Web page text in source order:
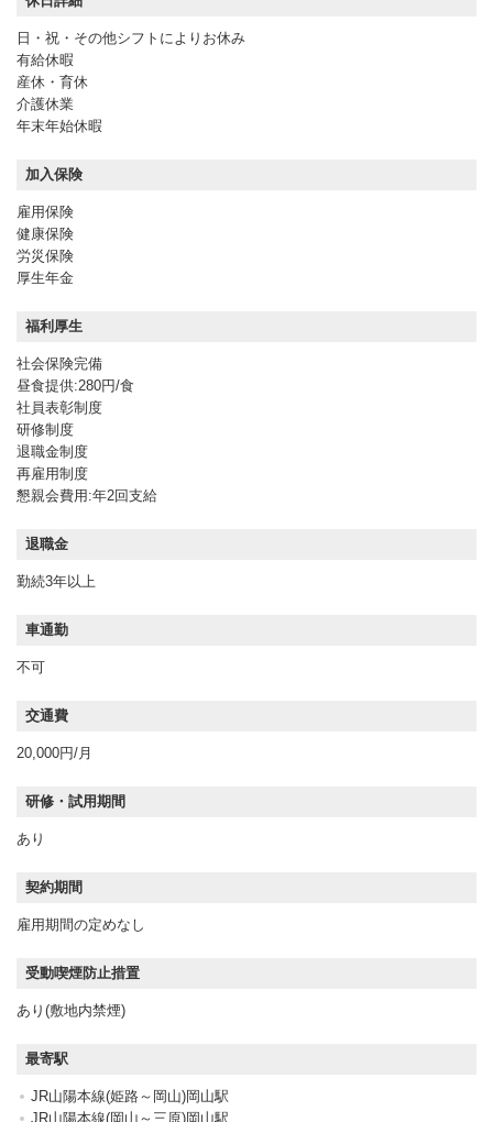
日・祝・その他シフトによりお休み
有給休暇
産休・育休
介護休業
年末年始休暇
加入保険
雇用保険
健康保険
労災保険
厚生年金
福利厚生
社会保険完備
昼食提供:280円/食
社員表彰制度
研修制度
退職金制度
再雇用制度
懇親会費用:年2回支給
退職金
勤続3年以上
車通勤
不可
交通費
20,000円/月
研修・試用期間
あり
契約期間
雇用期間の定めなし
受動喫煙防止措置
あり(敷地内禁煙)
最寄駅
JR山陽本線(姫路～岡山)岡山駅
JR山陽本線(岡山～三原)岡山駅